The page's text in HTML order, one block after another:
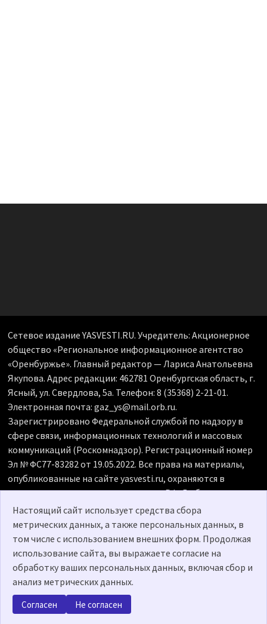
Сетевое издание YASVESTI.RU. Учредитель: Акционерное
общество «Региональное информационное агентство
«Оренбуржье». Главный редактор — Лариса Анатольевна
Якупова. Адрес редакции: 462781 Оренбургская область, г.
Ясный, ул. Свердлова, 5а. Телефон: 8 (35368) 2-21-01.
Электронная почта: gaz_ys@mail.orb.ru.
Зарегистрировано Федеральной службой по надзору в
сфере связи, информационных технологий и массовых
коммуникаций (Роскомнадзор). Регистрационный номер
Эл № ФС77-83282 от 19.05.2022. Все права на материалы,
опубликованные на сайте yasvesti.ru, охраняются в
соответствии с законодательством РФ. Любое
использование материалов допускается только по
согласованию с редакцией, гиперссылка на источник
обязательна. Редакция не несет ответственности за
достоверность рекламных объявлений, размещенных на
сайте yasvesti.ru, а также за содержание веб-сайтов, на
которые даны гиперссылки. 18+
Политика о персональных данных
Настоящий сайт использует средства сбора
метрических данных, а также персональных данных, в
том числе с использованием внешних форм. Продолжая
использование сайта, вы выражаете согласие на
обработку ваших персональных данных, включая сбор и
анализ метрических данных.
Согласен Не согласен